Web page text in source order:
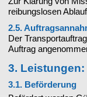
reibungslosen
2.5.
Der
Auftrag
3.
3.1. Beförderung